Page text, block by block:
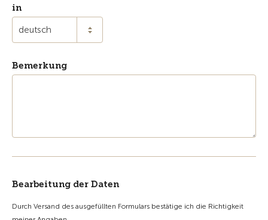
in
deutsch
Bemerkung
Bearbeitung der Daten
Durch Versand des ausgefüllten Formulars bestätige ich die Richtigkeit